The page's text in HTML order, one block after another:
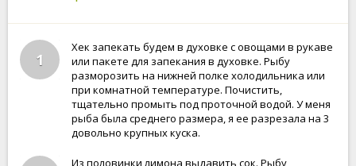
1
Хек запекать будем в духовке с овощами в рукаве
или пакете для запекания в духовке. Рыбу
разморозить на нижней полке холодильника или
при комнатной температуре. Почистить,
тщательно промыть под проточной водой. У меня
рыба была среднего размера, я ее разрезала на 3
довольно крупных куска.
Из половинки лимона выдавить сок. Рыбу